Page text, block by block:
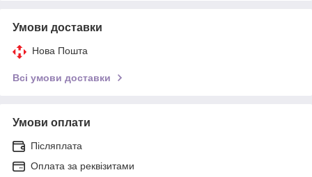
Умови доставки
Нова Пошта
Всі умови доставки
Умови оплати
Післяплата
Оплата за реквізитами